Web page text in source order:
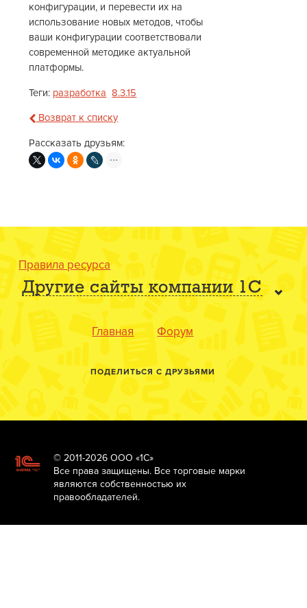
конфигурации, и перевести их на
использование новых методов, чтобы
ваши конфигурации соответствовали
современной методике актуальной
платформы.
Теги: разработка 8.3.15
Возврат к списку
Рассказать друзьям:
Правила ресурса
Другие сайты компании 1С
Главная Форум
ПОДЕЛИТЬСЯ С ДРУЗЬЯМИ
© 2011-2026 ООО «1С»
Все права защищены. Все торговые марки
являются собственностью их
правообладателей.